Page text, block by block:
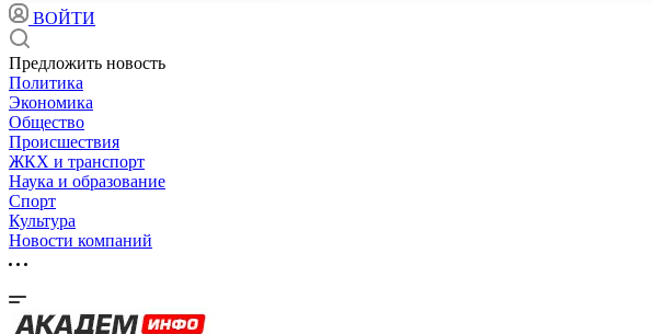
ВОЙТИ
Предложить новость
Политика
Экономика
Общество
Происшествия
ЖКХ и транспорт
Наука и образование
Спорт
Культура
Новости компаний